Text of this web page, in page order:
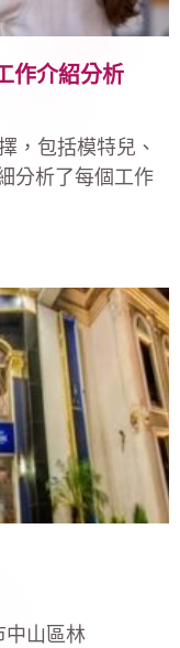
作介紹分析
，包括模特兒、
分析了每個工作
中山區林